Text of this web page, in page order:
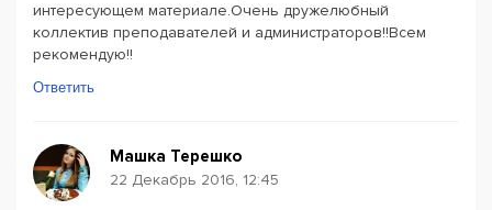
интересующем материале.Очень дружелюбный
коллектив преподавателей и администраторов!!Всем
рекомендую!!
Ответить
Машка Терешко
22 Декабрь 2016, 12:45